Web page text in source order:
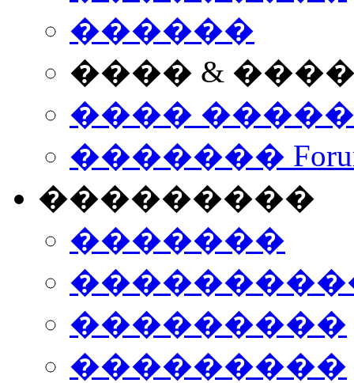
������
���� &
����
�������
���������
�������
���������
���������